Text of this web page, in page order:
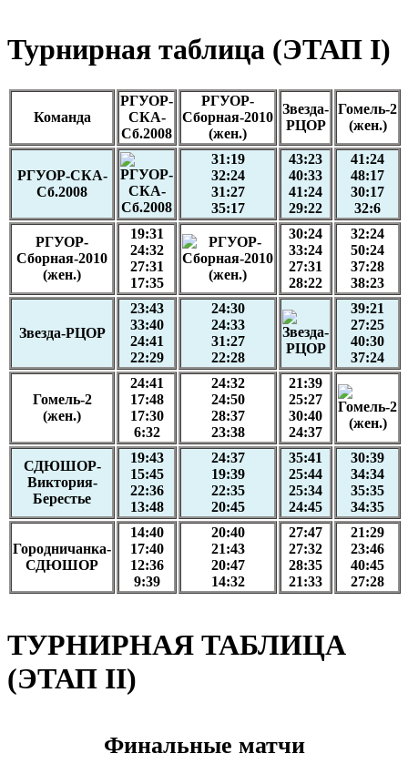
Турнирная таблица (ЭТАП I)
Команда
РГУОР-
СКА-
Сб.2008
РГУОР-
Сборная-2010
(жен.)
Звезда-
РЦОР
Гомель-2
(жен.)
РГУОР-СКА-
Сб.2008
31:19
32:24
31:27
35:17
43:23
40:33
41:24
29:22
41:24
48:17
30:17
32:6
РГУОР-
Сборная-2010
(жен.)
19:31
24:32
27:31
17:35
30:24
33:24
27:31
28:22
32:24
50:24
37:28
38:23
Звезда-РЦОР
23:43
33:40
24:41
22:29
24:30
24:33
31:27
22:28
39:21
27:25
40:30
37:24
Гомель-2
(жен.)
24:41
17:48
17:30
6:32
24:32
24:50
28:37
23:38
21:39
25:27
30:40
24:37
СДЮШОР-
Виктория-
Берестье
19:43
15:45
22:36
13:48
24:37
19:39
22:35
20:45
35:41
25:44
25:34
24:45
30:39
34:34
35:35
34:35
Городничанка-
СДЮШОР
14:40
17:40
12:36
9:39
20:40
21:43
20:47
14:32
27:47
27:32
28:35
21:33
21:29
23:46
40:45
27:28
ТУРНИРНАЯ ТАБЛИЦА
(ЭТАП II)
Финальные матчи